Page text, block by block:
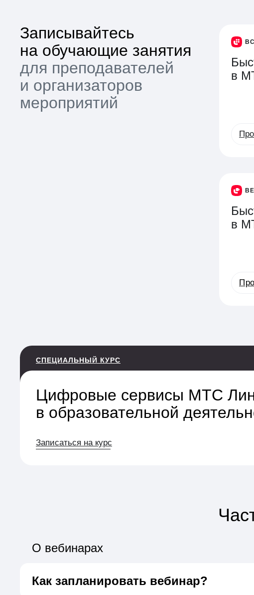
Записывайтесь
на обучающие занятия
для преподавателей
и организаторов
мероприятий
в
в
Цифровые сервисы МТС
в образовательной
Записаться на курс
СПЕЦИАЛЬНЫЙ КУРС
Как запланировать вебинар?
О вебинарах